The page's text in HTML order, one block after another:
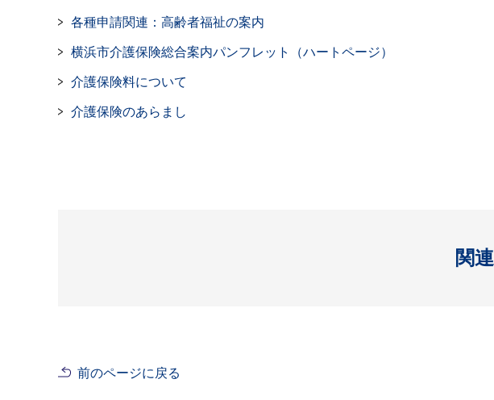
各種申請関連：高齢者福祉の案内
横浜市介護保険総合案内パンフレット（ハートページ）
介護保険料について
介護保険のあらまし
関
前のページに戻る